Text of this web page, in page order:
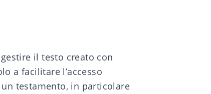
il testo creato con
a facilitare l’accesso
testamento, in particolare